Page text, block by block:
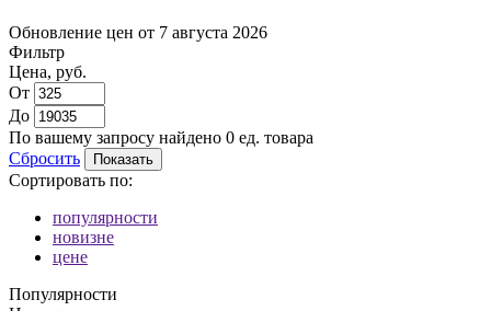
Обновление цен от 7 августа 2026
Фильтр
Цена, руб.
От
До
По вашему запросу найдено 0 ед. товара
Сбросить
Сортировать по:
популярности
новизне
цене
Популярности